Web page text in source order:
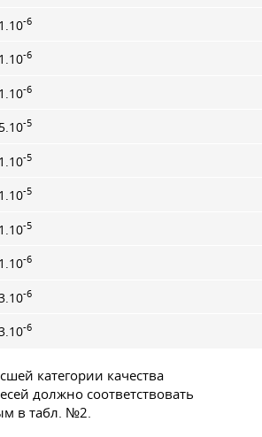
1.10-6
1.10-6
1.10-6
5.10-5
1.10-5
1.10-5
1.10-5
1.10-6
-6
-6
категории качества
должно соответствовать
в табл. №2.